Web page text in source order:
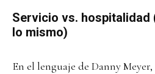
Servicio vs. hospitalidad
lo mismo)
En el lenguaje de Danny Meyer,